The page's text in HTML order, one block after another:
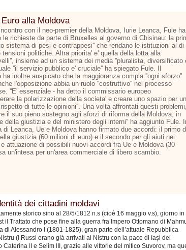
alla Moldova
con il neo-premier della Moldova, Iurie Leanca, Fule ha
le richieste da parte di Bruxelles al governo di Chisinau: la
sistema di pesi e contrappesi'' che rendano le istituzioni al di
tensioni politiche. Altra priorita' e' quella della lotta alla
insieme ad un sistema dei media ''pluralista, diversificato
''il servizio pubblico e' cruciale'' ha spiegato Fule. Il
ha inoltre auspicato che la maggioranza compia ''ogni sforzo''
l'opposizione abbia un ruolo ''costruttivo'' nel processo
''E' essenziale - ha detto il commissario europeo
la polarizzazione della societa' e creare uno spazio per un
di tutte le opinioni''. Una volta affrontati questi problemi,
il suo pieno sostegno agli sforzi di riforma della Moldova, in
della giustizia e del ministero degli interni'' ha aggiunto Fule.
di Leanca, Ue e Moldova hanno firmato due accordi: il primo
giustizia (60 milioni di euro) e il secondo per gli aiuti nei
attuazione di possibili nuovi accordi fra Ue e Moldova (30
un'intesa per un'area commerciale di libero scambio.
dei cittadini moldavi
storico sino al 28/5/1812 n.s (cioè 16 maggio v.s), giorno in
il Trattato che pose fine alla guerra fra Impero Ottomano di
di Alessandro I (1801-1825), gran parte dell’attuale Repubblica
(i Russi erano già arrivati al Nistru con la pace di Iaşi del
Caterina II e Selim III, grazie alle vittorie del mitico Suvorov, ma